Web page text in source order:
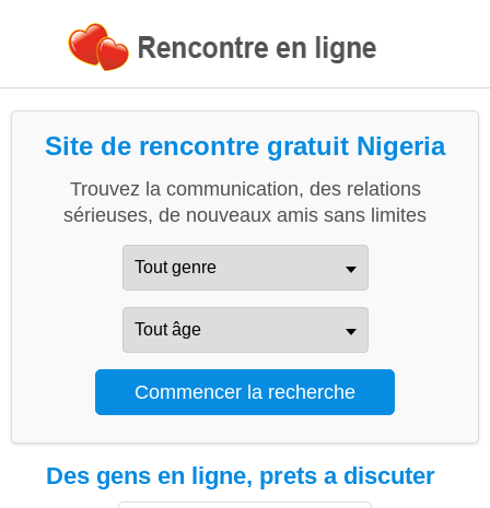
Site de rencontre gratuit Nigeria
Trouvez la communication, des relations
sérieuses, de nouveaux amis sans limites
Des gens en ligne, prets a discuter